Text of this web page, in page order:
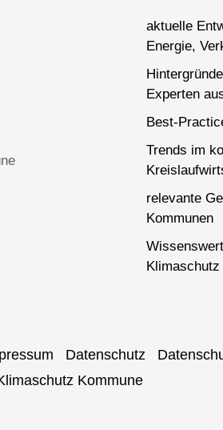
aktuelle
Energie,
Experten
Best-
Trends im
relevante
Kommunen
Datenschutz
Kommune